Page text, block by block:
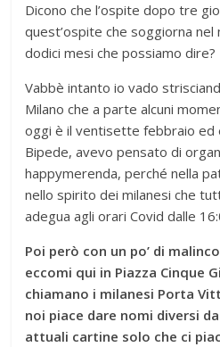
Dicono che l’ospite dopo tre
quest’ospite che soggiorna
dodici mesi che possiamo dire?
Vabbè intanto io vado
Milano che a parte alcuni
oggi è il ventisette febbraio ed
Bipede, avevo pensato di
happymerenda, perché nella
nello spirito dei milanesi che
adegua agli orari Covid dalle
Poi però con un po’ di
eccomi qui in Piazza Cinque
chiamano i milanesi Porta
noi piace dare nomi diversi
attuali cartine solo che ci